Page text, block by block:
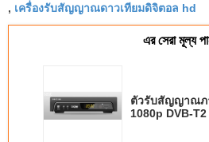
, เครื่องรับสัญญาณดาวเทียมดิจิตอล hd
এর সেরা মূল্য
ตัวรับสัญญาณภ
1080p DVB-